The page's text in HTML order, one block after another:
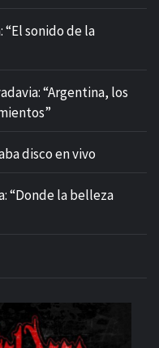
“El sonido de la
“Argentina, los
disco en vivo
“Donde la belleza